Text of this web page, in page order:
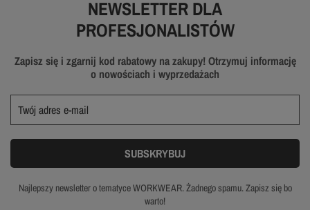
NEWSLETTER DLA
PROFESJONALISTÓW
Zapisz się i zgarnij kod rabatowy na zakupy! Otrzymuj informację
o nowościach i wyprzedażach
Najlepszy newsletter o tematyce WORKWEAR. Żadnego spamu. Zapisz się bo
warto!